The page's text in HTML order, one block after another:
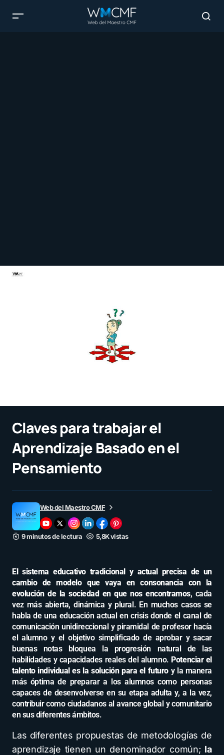
Claves para trabajar el
Aprendizaje Basado en el
Pensamiento
Web del Maestro CMF
9 minutos de lectura 5,8K vistas
El sistema educativo tradicional y actual precisa de un
cambio de modelo que vaya en consonancia con la
evolución de la sociedad en que nos encontramos, cada
vez más abierta, dinámica y plural. En muchos casos se
habla de una educación actual en crisis donde el canal de
comunicación unidireccional y piramidal de profesor hacía
el alumno y el objetivo simplificado de aprobar y sacar
buenas notas bloquea la progresión natural de las
habilidades y capacidades reales del alumno. Potenciar el
talento individual es la solución para el futuroy la manera
más óptima de preparar a los alumnos como personas
capaces de desenvolverse en su etapa adulta y, a la vez,
contribuir como ciudadanos al avance global y comunitario
en sus diferentes ámbitos.
Las diferentes propuestas de metodologías de
aprendizaje tienen un denominador común; la